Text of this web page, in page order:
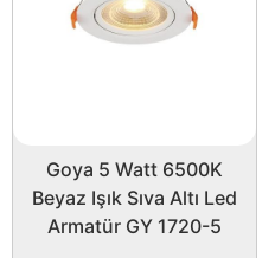
Goya 5 Watt 6500K
Beyaz Işık Sıva Altı Led
Armatür GY 1720-5